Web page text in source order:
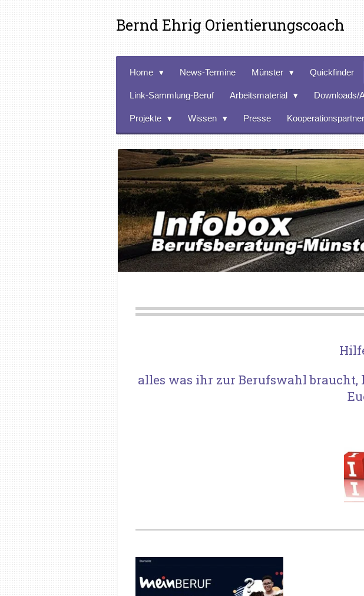
Zum
Hauptinhalt
springen
Bernd Ehrig Orientierungscoach
Home News-Termine Münster Quickfinder
Link-Sammlung-Beruf Arbeitsmaterial Downloads/
Projekte Wissen Presse Kooperationspartner
alles was ihr zur Berufswahl